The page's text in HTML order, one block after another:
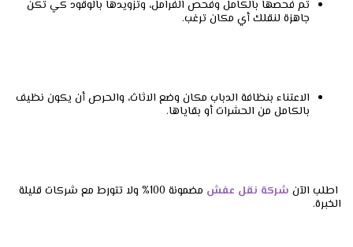
تم فحصها بالكامل وفحص الفرامل، وتزويدها بالوقود كي تكن
جاهزة لنقلك أي مكان ترغب.
الاعتناء بنظافة الدباب مكان وضع الاثاث، والحرص أن يكون نظيف
بالكامل من الحشرات أو بقاياها.
اطلب الآن شركة نقل عفش مضمونة 100% ولا تتورط مع شركات قليلة
الخبرة.